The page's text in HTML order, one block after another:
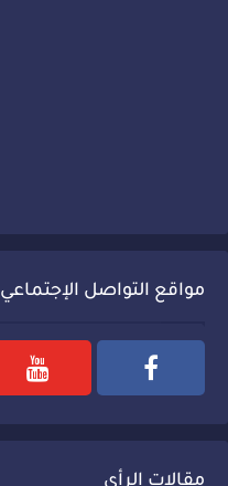
مواقع التواصل الإجتماعي